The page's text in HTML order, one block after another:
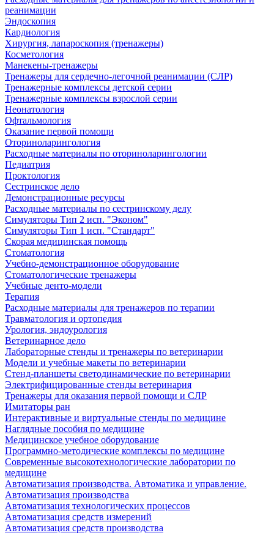
реанимации
Эндоскопия
Кардиология
Хирургия, лапароскопия (тренажеры)
Косметология
Манекены-тренажеры
Тренажеры для сердечно-легочной реанимации (СЛР)
Тренажерные комплексы детской серии
Тренажерные комплексы взрослой серии
Неонатология
Офтальмология
Оказание первой помощи
Оториноларингология
Расходные материалы по оториноларингологии
Педиатрия
Проктология
Сестринское дело
Демонстрационные ресурсы
Расходные материалы по сестринскому делу
Симуляторы Тип 2 исп. "Эконом"
Симуляторы Тип 1 исп. "Стандарт"
Скорая медицинская помощь
Стоматология
Учебно-демонстрационное оборудование
Стоматологические тренажеры
Учебные денто-модели
Терапия
Расходные материалы для тренажеров по терапии
Травматология и ортопедия
Урология, эндоурология
Ветеринарное дело
Лабораторные стенды и тренажеры по ветеринарии
Модели и учебные макеты по ветеринарии
Стенд-планшеты светодинамические по ветеринарии
Электрифицированные стенды ветеринария
Тренажеры для оказания первой помощи и СЛР
Имитаторы ран
Интерактивные и виртуальные стенды по медицине
Наглядные пособия по медицине
Медицинское учебное оборудование
Программно-методические комплексы по медицине
Современные высокотехнологические лаборатории по
медицине
Автоматизация производства. Автоматика и управление.
Автоматизация производства
Автоматизация технологических процессов
Автоматизация средств измерений
Автоматизация средств производства